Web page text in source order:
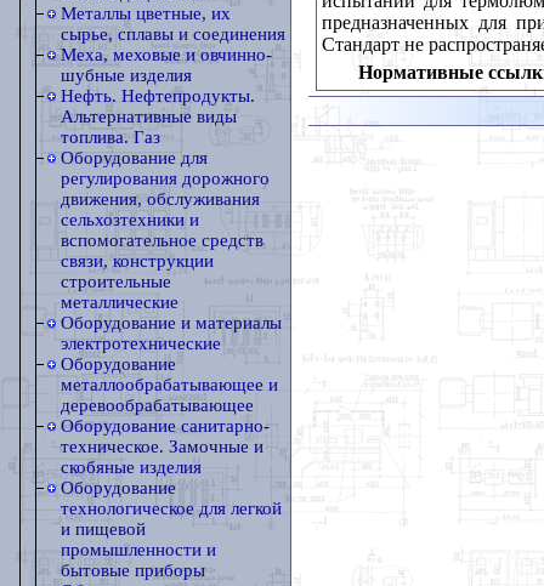
Металлы цветные, их
сырье, сплавы и соединения
Меха, меховые и овчинно-
шубные изделия
Нефть. Нефтепродукты.
Альтернативные виды
топлива. Газ
Оборудование для
регулирования дорожного
движения, обслуживания
сельхозтехники и
вспомогательное средств
связи, конструкции
строительные
металлические
Оборудование и материалы
электротехнические
Оборудование
металлообрабатывающее и
деревообрабатывающее
Оборудование санитарно-
техническое. Замочные и
скобяные изделия
Оборудование
технологическое для легкой
и пищевой
промышленности и
бытовые приборы
предназначенных для
Стандарт не
Нормативные